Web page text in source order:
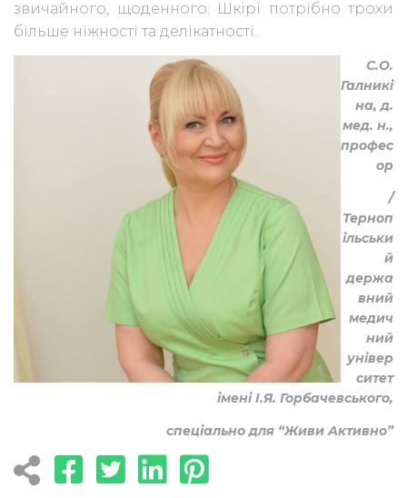
звичайного, щоденного. Шкірі потрібно трохи
більше ніжності та делікатності.
С.О.
Галникі
на, д.
мед. н.,
профес
ор
/
Терноп
ільськи
й
держа
вний
медич
ний
універ
ситет
імені І.Я. Горбачевського,
спеціально для “Живи Активно”